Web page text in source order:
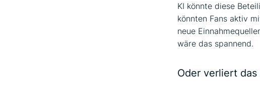
KI könnte diese
könnten Fans aktiv
neue
wäre das spannend.
Oder verliert